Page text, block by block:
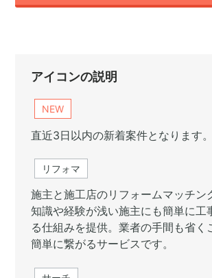
アイコンの説明
NEW
直近3日以内の新着案件となります。
リフォマ
施主と施工店のリフォームマッチン
知識や経験が浅い施主にも簡単に工
る仕組みを提供。業者の手間も省く
簡単に繋がるサービスです。